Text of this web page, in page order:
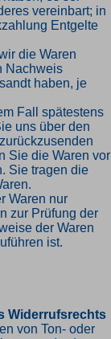
vereinbart; in
Entgelte
die Waren
Nachweis
haben, je
Fall spätestens
uns über den
Sie die Waren vor
Sie tragen die
Waren nur
zur Prüfung der
der Waren
ist.
Widerrufsrechts
von Ton- oder